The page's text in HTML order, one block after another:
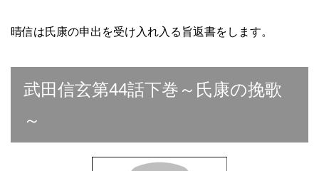
晴信は氏康の申出を受け入れ入る旨返書をします。
武田信玄第44話下巻～氏康の挽歌
～